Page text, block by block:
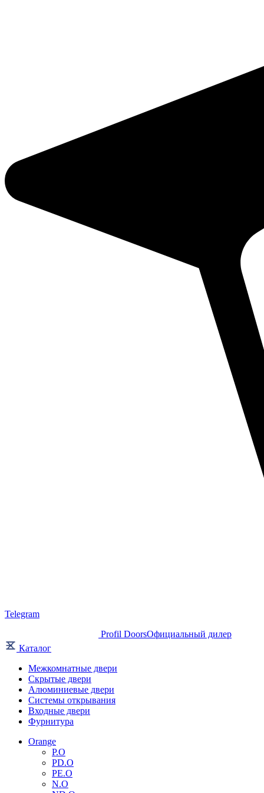
Telegram
Profil DoorsОфициальный дилер
Каталог
Межкомнатные двери
Скрытые двери
Алюминиевые двери
Системы открывания
Входные двери
Фурнитура
Orange
P.O
PD.O
PE.O
N.O